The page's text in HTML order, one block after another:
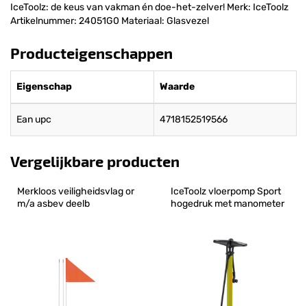
IceToolz: de keus van vakman én doe-het-zelver! Merk: IceToolz
Artikelnummer: 24051G0 Materiaal: Glasvezel
Producteigenschappen
Eigenschap Waarde
Ean upc 4718152519566
Vergelijkbare producten
Merkloos veiligheidsvlag or
m/a asbev deelb
IceToolz vloerpomp Sport
hogedruk met manometer